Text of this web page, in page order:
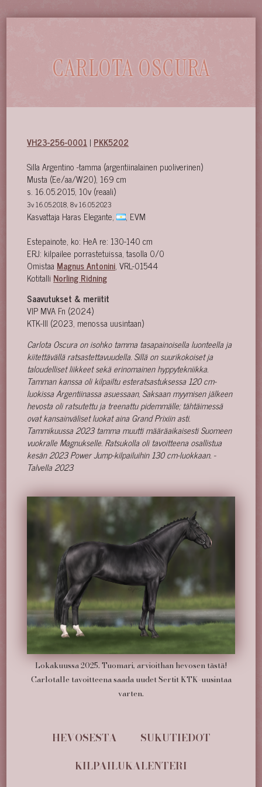
CARLOTA OSCURA
VH23-256-0001 | PKK5202
Silla Argentino -tamma (argentiinalainen puoliverinen)
Musta (Ee/aa/W20), 169 cm
s. 16.05.2015, 10v (reaali)
3v 16.05.2018, 8v 16.05.2023
Kasvattaja Haras Elegante,
, EVM
Estepainote, ko: HeA re: 130-140 cm
ERJ: kilpailee porrastetuissa, tasolla 0/0
Omistaa Magnus Antonini, VRL-01544
Kotitalli Norling Ridning
Saavutukset & meriitit
VIP MVA Fn (2024)
KTK-III (2023, menossa uusintaan)
Carlota Oscura on isohko tamma tasapainoisella luonteella ja
kiitettävällä ratsastettavuudella. Sillä on suurikokoiset ja
taloudelliset liikkeet sekä erinomainen hyppytekniikka.
Tamman kanssa oli kilpailtu esteratsastuksessa 120 cm-
luokissa Argentiinassa asuessaan, Saksaan myymisen jälkeen
hevosta oli ratsutettu ja treenattu pidemmälle; tähtäimessä
ovat kansainväliset luokat aina Grand Prixiin asti.
Tammikuussa 2023 tamma muutti määräaikaisesti Suomeen
vuokralle Magnukselle. Ratsukolla oli tavoitteena osallistua
kesän 2023 Power Jump-kilpailuihin 130 cm-luokkaan. -
Talvella 2023
Lokakuussa 2025. Tuomari, arvioithan hevosen tästä!
Carlotalle tavoitteena saada uudet Sertit KTK-uusintaa
varten.
HEVOSESTA
SUKUTIEDOT
KILPAILUKALENTERI